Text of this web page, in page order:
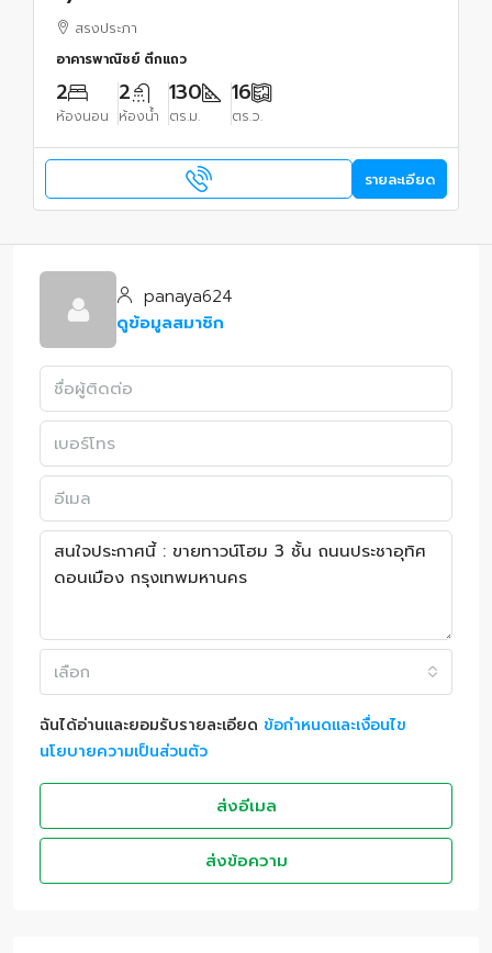
สรงประภา
อาคารพาณิชย์ ตึกแถว
2
ห้องนอน
2
ห้องน้ำ
130
ตร.ม.
16
ตร.ว.
รายละเอียด
panaya624
ดูข้อมูลสมาชิก
เลือก
ฉันได้อ่านและยอมรับรายละเอียด ข้อกำหนดและเงื่อนไข
นโยบายความเป็นส่วนตัว
ส่งอีเมล
ส่งข้อความ